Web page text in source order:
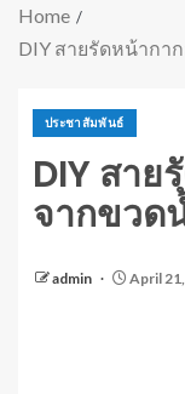
Home
DIY สายรัดหน้ากา
ประชาสัมพันธ์
DIY สา
จากขวด
admin April